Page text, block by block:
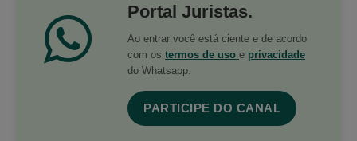
Portal Juristas.
Ao entrar você está ciente e de acordo
com os termos de uso e privacidade
do Whatsapp.
PARTICIPE DO CANAL